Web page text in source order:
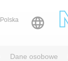
Polska 
Dane osobowe